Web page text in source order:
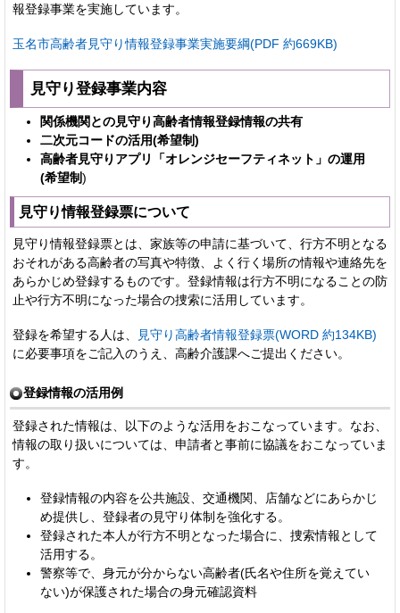
報登録事業を実施しています。
玉名市高齢者見守り情報登録事業実施要綱(PDF 約669KB)
見守り登録事業内容
関係機関との見守り高齢者情報登録情報の共有
二次元コードの活用(希望制)
高齢者見守りアプリ「オレンジセーフティネット」の運用
(希望制)
見守り情報登録票について
見守り情報登録票とは、家族等の申請に基づいて、行方不明となる
おそれがある高齢者の写真や特徴、よく行く場所の情報や連絡先を
あらかじめ登録するものです。登録情報は行方不明になることの防
止や行方不明になった場合の捜索に活用しています。
登録を希望する人は、
見守り高齢者情報登録票(WORD 約134KB)
に必要事項をご記入のうえ、高齢介護課へご提出ください。
登録情報の活用例
登録された情報は、以下のような活用をおこなっています。なお、
情報の取り扱いについては、申請者と事前に協議をおこなっていま
す。
登録情報の内容を公共施設、交通機関、店舗などにあらかじ
め提供し、登録者の見守り体制を強化する。
登録された本人が行方不明となった場合に、捜索情報として
活用する。
警察等で、身元が分からない高齢者(氏名や住所を覚えてい
ない)が保護された場合の身元確認資料